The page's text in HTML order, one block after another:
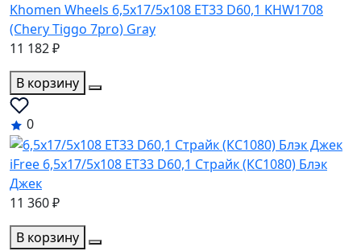
Khomen Wheels 6,5x17/5x108 ET33 D60,1 KHW1708
(Chery Tiggo 7pro) Gray
11 182 ₽
В корзину
0
iFree 6,5x17/5x108 ET33 D60,1 Страйк (КС1080) Блэк
Джек
11 360 ₽
В корзину